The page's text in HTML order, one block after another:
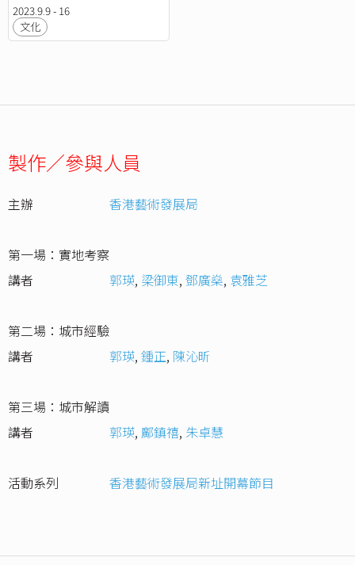
2023.9.9 - 16
文化
製作／參與人員
主辦 香港藝術發展局
第一場：實地考察
講者
郭瑛, 梁御東,鄧廣燊, 袁雅芝
第二場：城市經驗
講者
郭瑛,鍾正, 陳沁昕
第三場：城市解讀
講者
郭瑛, 鄺鎮禧, 朱卓慧
活動系列 香港藝術發展局新址開幕節目